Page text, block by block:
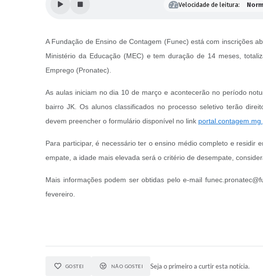
Velocidade de leitura:
A Fundação de Ensino de Contagem (Funec) está com inscrições
Ministério da Educação (MEC) e tem duração de 14 meses,
Emprego (Pronatec).
As aulas iniciam no dia 10 de março e acontecerão no período
bairro JK. Os alunos classificados no processo seletivo terão
devem preencher o formulário disponível no link
Para participar, é necessário ter o ensino médio completo e residir
empate, a idade mais elevada será o critério de desempate,
Mais informações podem ser obtidas pelo e-mail
fevereiro.
GOSTEI NÃO GOSTEI Seja o primeiro a curtir esta notícia.